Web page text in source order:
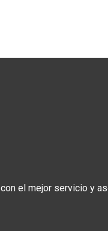
el mejor servicio y